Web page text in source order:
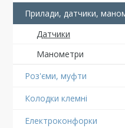
Прилади, датчики,
Датчики
Манометри
Роз'єми, муфти
Колодки клемні
Електроконфорки